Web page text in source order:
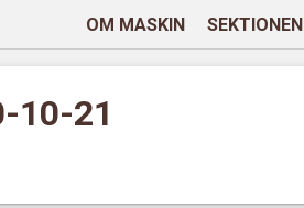
OM MASKIN SEKTIONEN
10-21